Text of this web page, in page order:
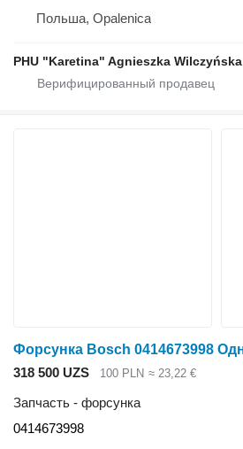
Польша, Opalenica
PHU "Karetina" Agnieszka Wilczyńska
318 500 UZS 100 PLN ≈ 23,22 €
Запчасть - форсунка
0414673998